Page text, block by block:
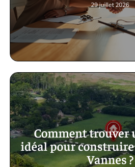
29 juillet 2026
Comment trouver
idéal pour construire
Vannes ?